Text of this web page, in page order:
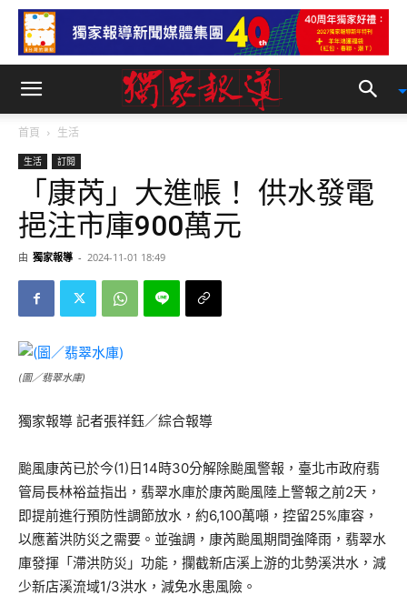
首頁 生活
生活 訂閱
「康芮」大進帳！ 供水發電
挹注市庫900萬元
由 獨家報導 - 2024-11-01 18:49
(圖／翡翠水庫)
獨家報導 記者張祥鈺／綜合報導
颱風康芮已於今(1)日14時30分解除颱風警報，臺北市政府翡
管局長林裕益指出，翡翠水庫於康芮颱風陸上警報之前2天，
即提前進行預防性調節放水，約6,100萬噸，控留25%庫容，
以應蓄洪防災之需要。並強調，康芮颱風期間強降雨，翡翠水
庫發揮「滯洪防災」功能，攔截新店溪上游的北勢溪洪水，減
少新店溪流域1/3洪水，減免水患風險。